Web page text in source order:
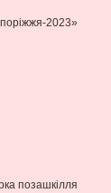
2023»
позашкілля